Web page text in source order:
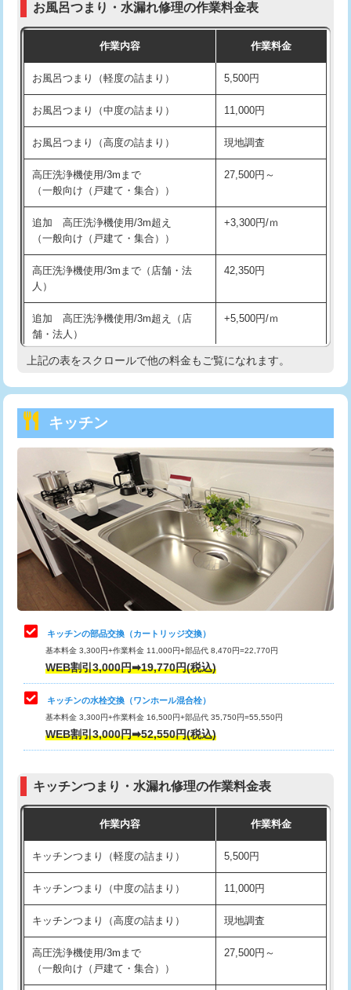
交換・取付（普通便座） 11,000円+材料費
交換・取付（温水洗浄便座） 16,500円+材料費
交換・取付(単水栓（壁付・デッキ
式）)
13,200円+材料費
交換・取付(混合水栓（壁付・デッキ
式・ワンホール）)
16,500円+材料費
交換・取付(排水栓・排水トラップ
（P/S/ポップアップ））
22,000円+材料費
交換・取付（その他部品） 11,000円+材料費
持込商品取付（単水栓） 13,200円
持込商品取付（混合水栓）
持込商品取付（浄水器・分岐水栓） 16,500円
持込商品取付（温水洗浄便座） 22,000円
持込商品取付（普通便座⇔温水洗浄便
22,000円
給水管工事※（ホール加工)
給水管工事※（バンド止め) 3,300円
給水管工事※（支持金具設置) 5,500円
給水管工事※（保温材使用（バンド止
め込み）)
5,500円
給水管工事※（土の掘削・埋め戻し作
11,000円
給水管工事※（塩ビ管（VP・HI）使
用/3ｍまで)
給水管工事※（塩ビ管（VP・HI）使
用（追加）/3ｍ超え)
給水管工事※（ライニング鋼管・銅
管・ポリ管・HT管使用/3ｍまで)
44,000円
管・ポリ管・HT管使用/3ｍ超え)
排水管工事（土の掘削・埋め戻し作
11,000円~
排水管工事（排水管工事/3ｍまで） 55,000円
排水管工事（追加 排水管工事/3ｍ超
+11,000円
マス交換（土の掘削・埋め戻し作業）
マス交換（深さ50㎝未満）
お風呂つまり・水漏れ修理の作業料金表
作業内容 作業料金
お風呂つまり（軽度の詰まり） 5,500円
お風呂つまり（中度の詰まり） 11,000円
お風呂つまり（高度の詰まり） 現地調査
高圧洗浄機使用/3mまで
（一般向け（戸建て・集合））
27,500円～
追加 高圧洗浄機使用/3m超え
（一般向け（戸建て・集合））
+3,300円/ｍ
高圧洗浄機使用/3mまで（店舗・法
人）
42,350円
追加 高圧洗浄機使用/3m超え（店
舗・法人）
+5,500円/ｍ
高度高圧洗浄換 現地調査
トーラー機使用/3mまで
追加トーラー機使用/3m超え +3,300円
カメラ調査 33,000円
桝清掃 8,800円
止水・漏水調査・防水処理・清掃・修
理・調整・分解・加工など（軽作業）
11,000円
止水・漏水調査・防水処理・清掃・修
理・調整・分解・加工など（中作業）
22,000円
止水・漏水調査・防水処理・清掃・修
理・調整・分解・加工など（重作業）
33,000円
お風呂タンク脱着
その他部品の脱着
式・ワンホール）)
交換・取付(排水栓・排水トラップ
22,000円+材料費
持込商品取付（単水栓）
上記の表をスクロールで他の料金もご覧になれます。
キッチン
キッチンの部品交換（カートリッジ交換）
基本料金 3,300円+作業料金 11,000円+部品代 8,470円=22,770円
WEB割引3,000円➡19,770円(税込)
キッチンの水栓交換（ワンホール混合栓）
基本料金 3,300円+作業料金 16,500円+部品代 35,750円=55,550円
WEB割引3,000円➡52,550円(税込)
キッチンつまり・水漏れ修理の作業料金表
作業内容 作業料金
キッチンつまり（軽度の詰まり） 5,500円
キッチンつまり（中度の詰まり） 11,000円
キッチンつまり（高度の詰まり） 現地調査
高圧洗浄機使用/3mまで
（一般向け（戸建て・集合））
27,500円～